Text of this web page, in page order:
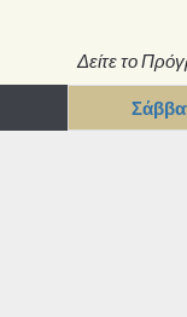
Δείτε το